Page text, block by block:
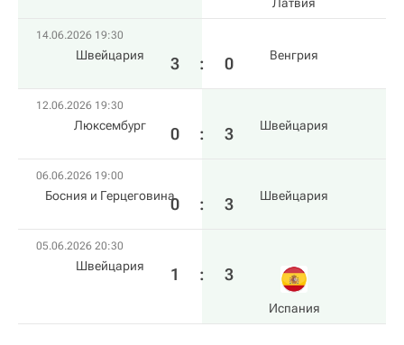
14.06.2026 19:30
Швейцария 3 : 0 Венгрия
12.06.2026 19:30
Люксембург 0 : 3 Швейцария
06.06.2026 19:00
Босния и Герцеговина0 : 3 Швейцария
05.06.2026 20:30
Швейцария 1 : 3
Испания